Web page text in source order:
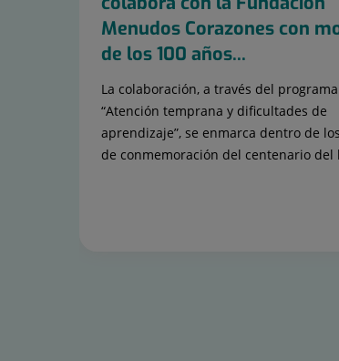
Menudos Corazones con
de los 100 años...
La colaboración, a través del
“Atención temprana y dificultades de
aprendizaje”, se enmarca dentro de
de conmemoración del centenario del